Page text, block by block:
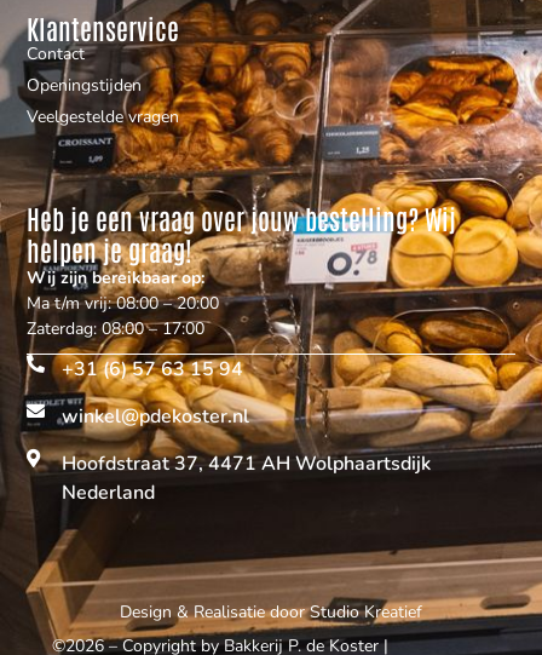
Klantenservice
Contact
Openingstijden
Veelgestelde vragen
Heb je een vraag over jouw bestelling? Wij
helpen je graag!
Wij zijn bereikbaar op:
Ma t/m vrij: 08:00 – 20:00
Zaterdag: 08:00 – 17:00
+31 (6) 57 63 15 94
winkel@pdekoster.nl
Hoofdstraat 37, 4471 AH Wolphaartsdijk
Nederland
©2026 – Copyright by Bakkerij P. de Koster|
Design & Realisatie doorStudio Kreatief